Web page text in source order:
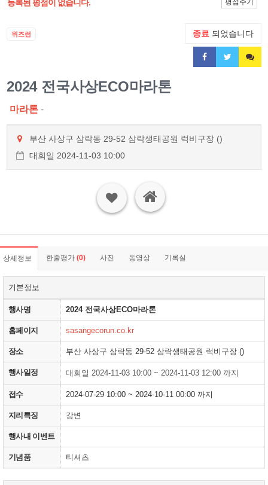
등록된 평점이 없습니다.
위즈런 종료 되었습니다
2024 전국사상ECO마라톤
마라톤 -
부산 사상구 삼락동 29-52 삼락생태공원 럭비구장 ()
대회일 2024-11-03 10:00
상세정보 한줄평가 (0) 사진 동영상 기록실
기본정보
행사명 2024 전국사상ECO마라톤
홈페이지 sasangecorun.co.kr
장소 부산 사상구 삼락동 29-52 삼락생태공원 럭비구장 ()
행사일정 대회일 2024-11-03 10:00 ~ 2024-11-03 12:00 까지
접수 2024-07-29 10:00 ~ 2024-10-11 00:00 까지
지리특징 강변
행사내 이벤트
기념품 티셔츠